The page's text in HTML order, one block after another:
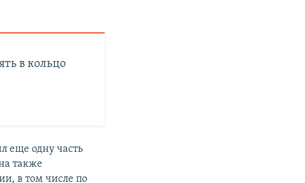
в кольцо
еще одну часть
также
в том числе по